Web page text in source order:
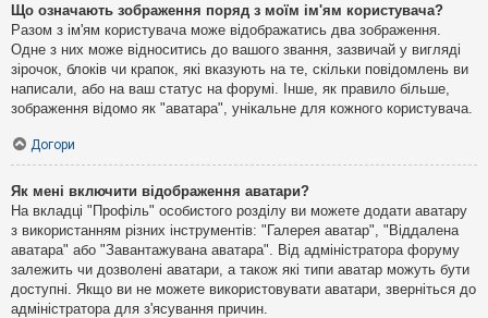
Що означають зображення поряд з моїм ім'ям користувача?
Разом з ім'ям користувача може відображатись два зображення.
Одне з них може відноситись до вашого звання, зазвичай у вигляді
зірочок, блоків чи крапок, які вказують на те, скільки повідомлень ви
написали, або на ваш статус на форумі. Інше, як правило більше,
зображення відомо як "аватара", унікальне для кожного користувача.
Догори
Як мені включити відображення аватари?
На вкладці "Профіль" особистого розділу ви можете додати аватару
з використанням різних інструментів: "Галерея аватар", "Віддалена
аватара" або "Завантажувана аватара". Від адміністратора форуму
залежить чи дозволені аватари, а також які типи аватар можуть бути
доступні. Якщо ви не можете використовувати аватари, зверніться до
адміністратора для з'ясування причин.